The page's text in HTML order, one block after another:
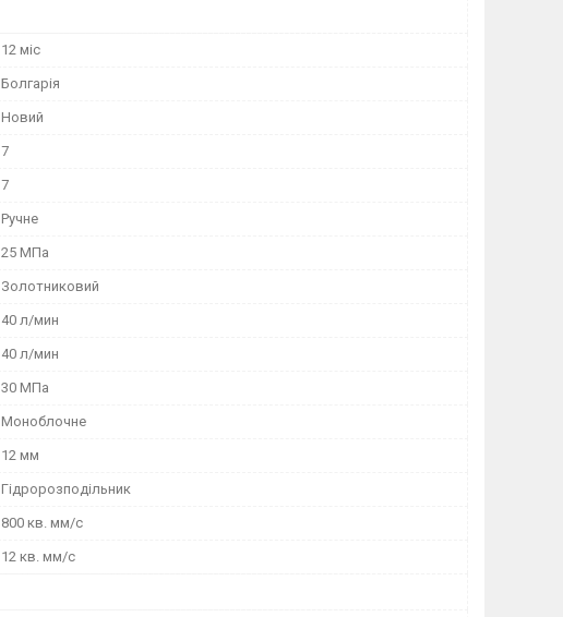
12 міс
Болгарія
Новий
7
7
Ручне
25 МПа
Золотниковий
40 л/мин
40 л/мин
30 МПа
Моноблочне
12 мм
Гідророзподільник
800 кв. мм/с
12 кв. мм/с